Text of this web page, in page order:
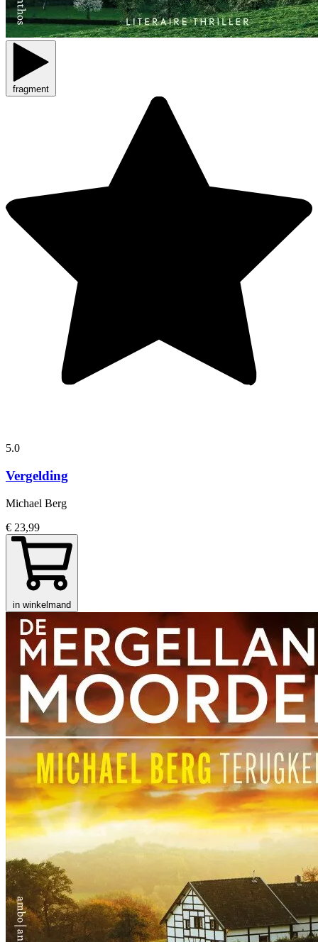
fragment
5.0
Vergelding
Michael Berg
€ 23,99
in winkelmand